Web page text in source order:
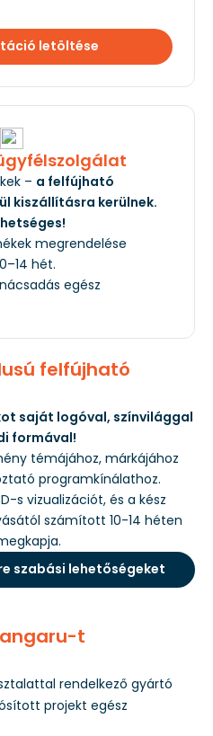
letöltése
– a felfújható
kiszállításra kerülnek.
megrendelése
hét.
egész
felfújható
saját logóval, színvilággal
formával!
témájához, márkájához
programkínálathoz.
s vizualizációt, és a kész
számított 10-14 héten
szabási lehetőségeket
t
rendelkező gyártó
projekt egész